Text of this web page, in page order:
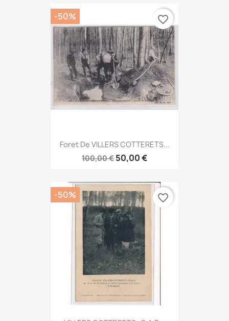
Foret De VILLERS COTTERETS...
100,00 € 50,00 €
-50% favorite_border
-50% favorite_border